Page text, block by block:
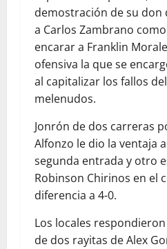
demostración de su don
a Carlos Zambrano
encarar a Franklin
ofensiva la que se
al capitalizar los fallos
melenudos.
Jonrón de dos carreras
Alfonzo le dio la ventaja
segunda entrada y otro
Robinson Chirinos en el
diferencia a 4-0.
Los locales
de dos rayitas de Alex